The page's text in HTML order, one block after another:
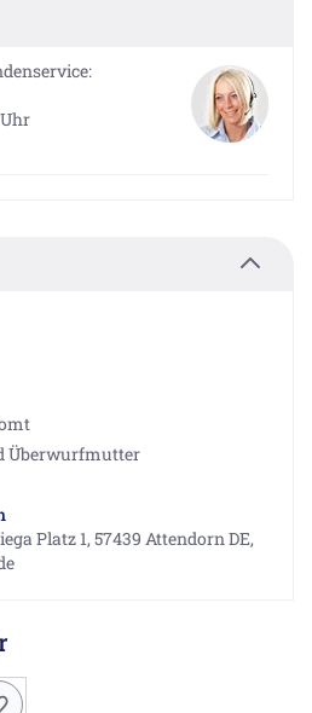
Überwurfmutter
Platz 1, 57439 Attendorn DE,